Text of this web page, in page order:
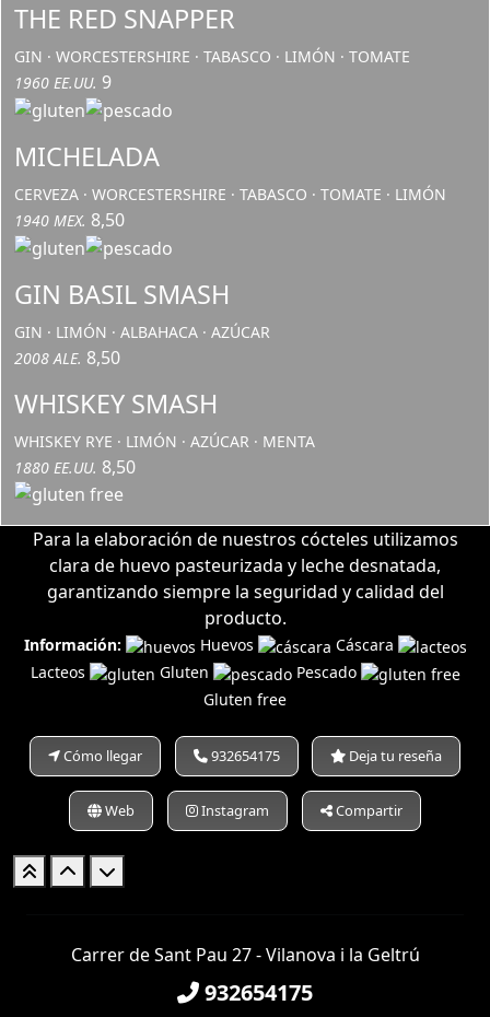
THE RED SNAPPER
GIN · WORCESTERSHIRE · TABASCO · LIMÓN · TOMATE
1960 EE.UU. 9
MICHELADA
CERVEZA · WORCESTERSHIRE · TABASCO · TOMATE · LIMÓN
1940 MEX. 8,50
GIN BASIL SMASH
GIN · LIMÓN · ALBAHACA · AZÚCAR
2008 ALE. 8,50
WHISKEY SMASH
WHISKEY RYE · LIMÓN · AZÚCAR · MENTA
1880 EE.UU. 8,50
Para la elaboración de nuestros cócteles utilizamos
clara de huevo pasteurizada y leche desnatada,
garantizando siempre la seguridad y calidad del
producto.
Información: Huevos
Cáscara
Lacteos
Gluten
Pescado
Gluten free
Cómo llegar 932654175 Deja tu reseña
Web Instagram Compartir
Carrer de Sant Pau 27 - Vilanova i la Geltrú
932654175